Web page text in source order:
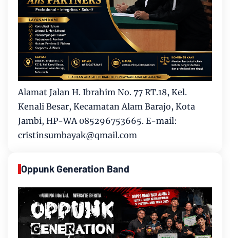
Alamat Jalan H. Ibrahim No. 77 RT.18, Kel.
Kenali Besar, Kecamatan Alam Barajo, Kota
Jambi, HP-WA 085296753665. E-mail:
cristinsumbayak@qmail.com
Oppunk Generation Band